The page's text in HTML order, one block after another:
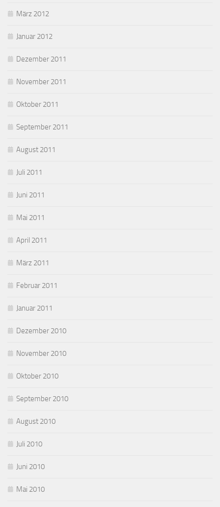
März 2012
Januar 2012
Dezember 2011
November 2011
Oktober 2011
September 2011
August 2011
Juli 2011
Juni 2011
Mai 2011
April 2011
März 2011
Februar 2011
Januar 2011
Dezember 2010
November 2010
Oktober 2010
September 2010
August 2010
Juli 2010
Juni 2010
Mai 2010